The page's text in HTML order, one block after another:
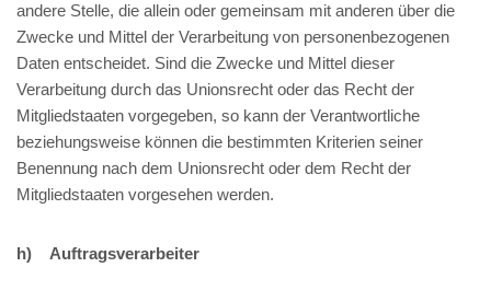
andere Stelle, die allein oder gemeinsam mit anderen über die
Zwecke und Mittel der Verarbeitung von personenbezogenen
Daten entscheidet. Sind die Zwecke und Mittel dieser
Verarbeitung durch das Unionsrecht oder das Recht der
Mitgliedstaaten vorgegeben, so kann der Verantwortliche
beziehungsweise können die bestimmten Kriterien seiner
Benennung nach dem Unionsrecht oder dem Recht der
Mitgliedstaaten vorgesehen werden.
h) Auftragsverarbeiter